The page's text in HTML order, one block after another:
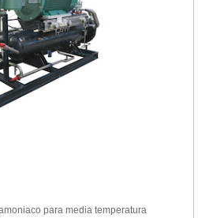
para media temperatura